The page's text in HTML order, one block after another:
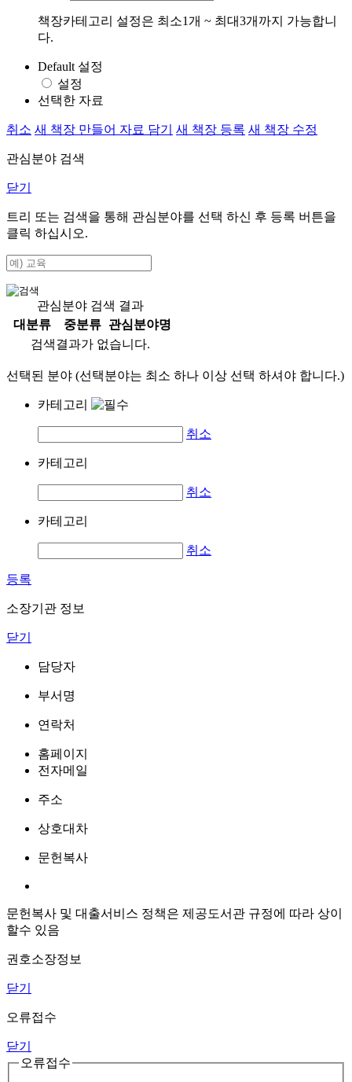
책장카테고리 설정은 최소1개 ~ 최대3개까지 가능합니
다.
Default 설정
설정
선택한 자료
취소 새 책장 만들어 자료 담기 새 책장 등록 새 책장 수정
관심분야 검색
닫기
트리 또는 검색을 통해 관심분야를 선택 하신 후 등록 버튼을
클릭 하십시오.
관심분야 검색 결과
대분류
중분류
관심분야명
검색결과가 없습니다.
선택된 분야 (선택분야는 최소 하나 이상 선택 하셔야 합니다.)
카테고리
취소
카테고리
취소
카테고리
취소
등록
소장기관 정보
닫기
담당자
부서명
연락처
홈페이지
전자메일
주소
상호대차
문헌복사
문헌복사 및 대출서비스 정책은 제공도서관 규정에 따라 상이
할수 있음
권호소장정보
닫기
오류접수
닫기
오류접수